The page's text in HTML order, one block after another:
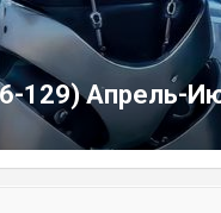
129) Апрель-